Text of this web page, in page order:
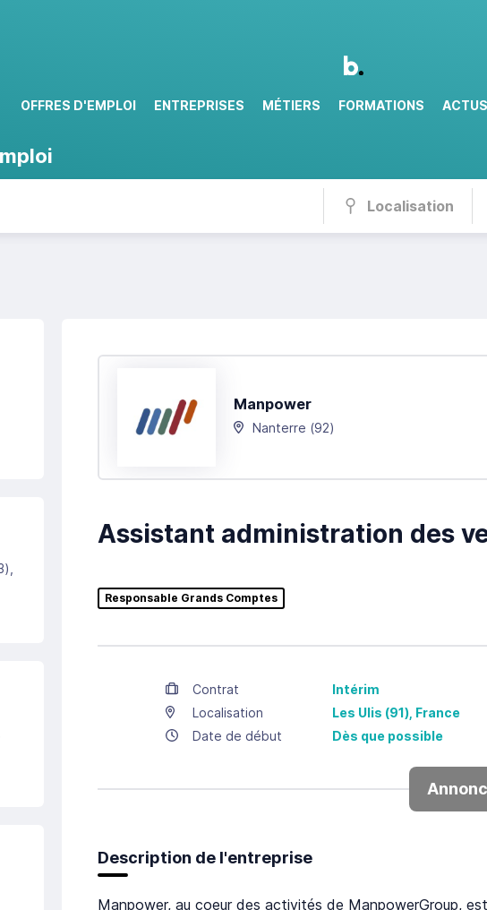
OFFRES D'EMPLOI ENTREPRISES MÉTIERS FORMATIONS ACTUS
Localisation
)
Manpower
Nanterre (92)
Assistant administration des
Responsable Grands Comptes
Contrat Intérim
Localisation
Les Ulis (91), France
Date de début
Dès que possible
Description de l'entreprise
Manpower, au coeur des activités de ManpowerGroup,